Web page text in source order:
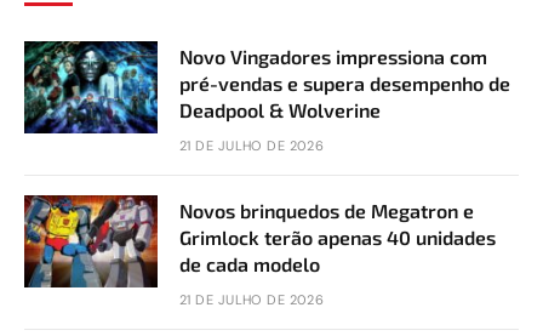
Novo Vingadores impressiona com
pré-vendas e supera desempenho de
Deadpool & Wolverine
21 DE JULHO DE 2026
Novos brinquedos de Megatron e
Grimlock terão apenas 40 unidades
de cada modelo
21 DE JULHO DE 2026